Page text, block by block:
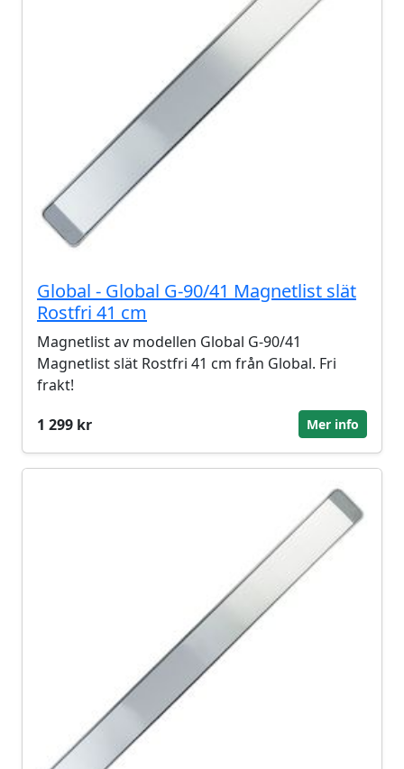
Global - Global G-90/41 Magnetlist slät
Rostfri 41 cm
Magnetlist av modellen Global G-90/41
Magnetlist slät Rostfri 41 cm från Global. Fri
frakt!
1 299 kr
Mer info